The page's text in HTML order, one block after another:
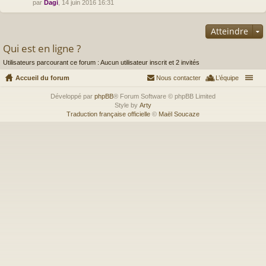
par Dagi , 14 juin 2016 16:31
Atteindre
Qui est en ligne ?
Utilisateurs parcourant ce forum : Aucun utilisateur inscrit et 2 invités
Accueil du forum L’équipe
Nous contacter
Développé par phpBB® Forum Software © phpBB Limited
Style by Arty
Traduction française officielle © Maël Soucaze